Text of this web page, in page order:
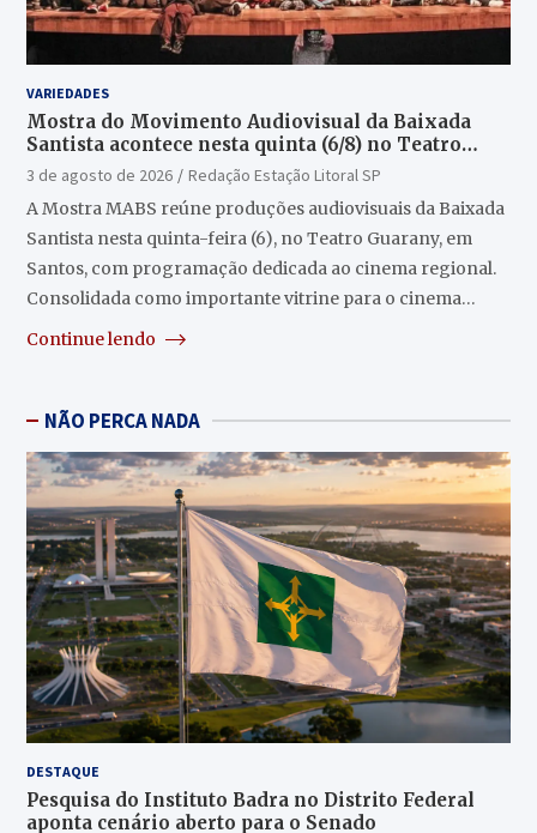
VARIEDADES
Mostra do Movimento Audiovisual da Baixada
Santista acontece nesta quinta (6/8) no Teatro
Guarany
3 de agosto de 2026
Redação Estação Litoral SP
A Mostra MABS reúne produções audiovisuais da Baixada
Santista nesta quinta-feira (6), no Teatro Guarany, em
Santos, com programação dedicada ao cinema regional.
Consolidada como importante vitrine para o cinema…
Continue lendo
NÃO PERCA NADA
DESTAQUE
Pesquisa do Instituto Badra no Distrito Federal
aponta cenário aberto para o Senado